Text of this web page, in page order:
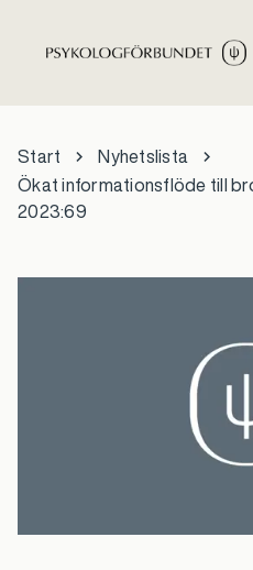
Start
Nyhetslista
Ökat informationsflöde till
2023:69